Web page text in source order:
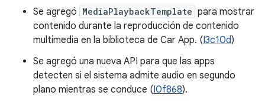
Se agregó MediaPlaybackTemplate para mostrar
contenido durante la reproducción de contenido
multimedia en la biblioteca de Car App. (I3c10d)
Se agregó una nueva API para que las apps
detecten si el sistema admite audio en segundo
plano mientras se conduce (I0f868).